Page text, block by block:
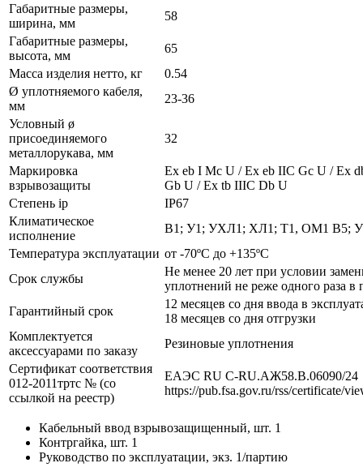
Габаритные размеры,
ширина, мм
58
Габаритные размеры,
высота, мм
65
Масса изделия нетто, кг
0.54
Ø уплотняемого кабеля,
мм
23-36
Условный ø
присоединяемого
металлорукава, мм
32
Маркировка
взрывозащиты
Ех eb I Mc U / Ех eb IIC Gc U / Ex
Gb U / Ex tb IIIC Db U
Степень ip
IP67
Климатическое
исполнение
В1; У1; УХЛ1; ХЛ1; Т1, ОМ1 В5;
Температура эксплуатации от -70ºС до +135ºС
Срок службы
Не менее 20 лет при условии
уплотнений не реже одного раза в
Гарантийный срок
12 месяцев со дня ввода в
18 месяцев со дня отгрузки
Комплектуется
аксессуарами по заказу
Резиновые уплотнения
Сертификат соответствия
012-2011тртс № (со
ссылкой на реестр)
ЕАЭС RU С-RU.АЖ58.В.06090/24
https://pub.fsa.gov.ru/rss/certificate/
Кабельный ввод взрывозащищенный, шт. 1
Контргайка, шт. 1
Руководство по эксплуатации, экз. 1/партию